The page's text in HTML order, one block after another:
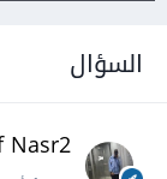
السؤال
Nasr2